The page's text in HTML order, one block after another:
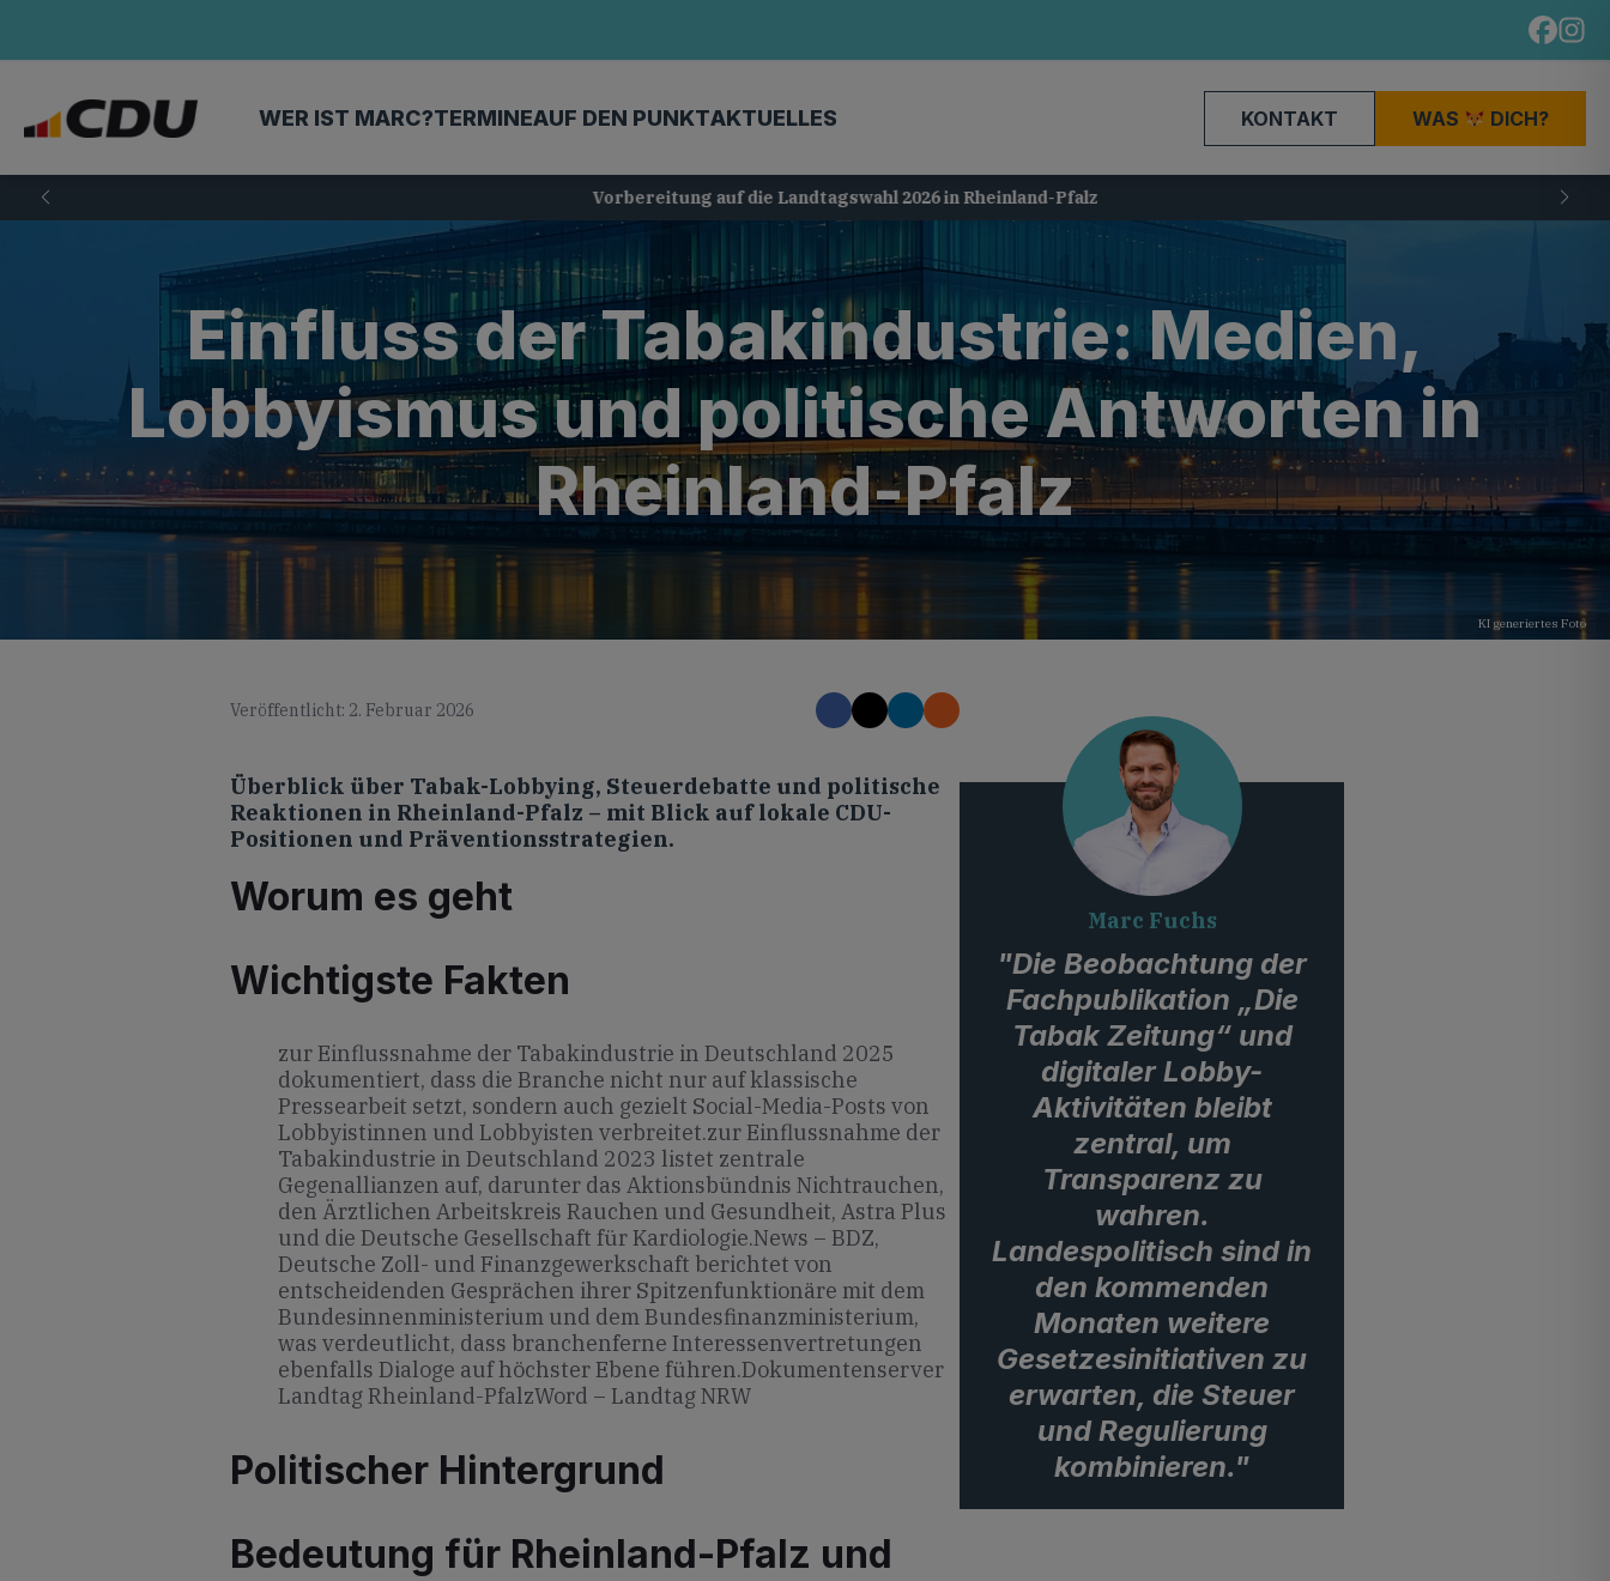
WER IST MARC?TERMINEAUF DEN PUNKTAKTUELLES KONTAKT WAS DICH?
Vorbereitung auf die Landtagswahl 2026 in Rheinland-Pfalz
Einfluss der Tabakindustrie: Medien,
Lobbyismus und politische Antworten in
Rheinland-Pfalz
KI generiertes Foto
Veröffentlicht: 2. Februar 2026
Überblick über Tabak-Lobbying, Steuerdebatte und politische
Reaktionen in Rheinland-Pfalz – mit Blick auf lokale CDU-
Positionen und Präventionsstrategien.
Worum es geht
Wichtigste Fakten
zur Einflussnahme der Tabakindustrie in Deutschland 2025
dokumentiert, dass die Branche nicht nur auf klassische
Pressearbeit setzt, sondern auch gezielt Social-Media-Posts von
Lobbyistinnen und Lobbyisten verbreitet.zur Einflussnahme der
Tabakindustrie in Deutschland 2023 listet zentrale
Gegenallianzen auf, darunter das Aktionsbündnis Nichtrauchen,
den Ärztlichen Arbeitskreis Rauchen und Gesundheit, Astra Plus
und die Deutsche Gesellschaft für Kardiologie.News – BDZ,
Deutsche Zoll- und Finanzgewerkschaft berichtet von
entscheidenden Gesprächen ihrer Spitzenfunktionäre mit dem
Bundesinnenministerium und dem Bundesfinanzministerium,
was verdeutlicht, dass branchenferne Interessenvertretungen
ebenfalls Dialoge auf höchster Ebene führen.Dokumentenserver
Landtag Rheinland-PfalzWord – Landtag NRW
Politischer Hintergrund
Bedeutung für Rheinland-Pfalz und
Marc Fuchs
"Die Beobachtung der
Fachpublikation „Die
Tabak Zeitung“ und
digitaler Lobby-
Aktivitäten bleibt
zentral, um
Transparenz zu
wahren.
Landespolitisch sind in
den kommenden
Monaten weitere
Gesetzesinitiativen zu
erwarten, die Steuer
und Regulierung
kombinieren."